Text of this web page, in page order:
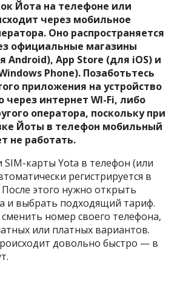
Йота на телефоне или
через мобильное
Оно распространяется
официальные магазины
Android), App Store (для iOS) и
Phone). Позаботьтесь
приложения на устройство
интернет WI-Fi, либо
оператора, поскольку при
Йоты в телефон мобильный
не работать.
SIM-карты Yota в телефон (или
регистрируется в
этого нужно открыть
и выбрать подходящий тариф.
номер своего телефона,
или платных вариантов.
довольно быстро — в